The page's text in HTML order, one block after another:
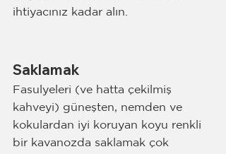
ihtiyacınız kadar alın.
Saklamak
Fasulyeleri (ve hatta çekilmiş
kahveyi) güneşten, nemden ve
kokulardan iyi koruyan koyu renkli
bir kavanozda saklamak çok